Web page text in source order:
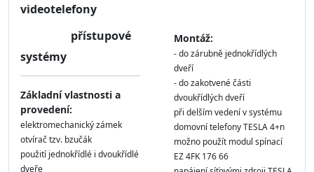
videotelefony
přístupové
systémy
Základní vlastnosti a
provedení:
elektromechanický zámek
otvírač tzv. bzučák
použití jednokřídlé i dvoukřídlé
dveře
Montáž:
- do zárubně jednokřídlých
dveří
- do zakotvené části
dvoukřídlých dveří
při delším vedení v systému
domovní telefony TESLA 4+n
možno použít modul spínací
EZ 4FK 176 66